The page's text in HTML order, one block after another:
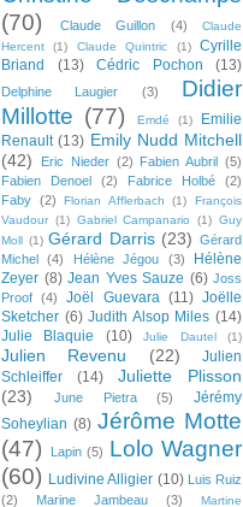
(70)
Claude Guillon (4)
Claude
Hercent
(1) Claude Quintric (1)
Cyrille
Briand
(13) Cédric Pochon (13)
Delphine Laugier (3)
Didier
Millotte (77) Emdé (1)
Emilie
Renault (13) Emily Nudd Mitchell
(42)
Eric Nieder (2) Fabien Aubril (5)
Fabien Denoel
(2) Fabrice Holbé
(2)
Faby (2) Florian Afflerbach (1)
François
Vaudour (1) Gabriel Campanario (1) Guy
Moll (1) Gérard Darris (23) Gérard
Michel
(4) Hélène Jégou (3)
Hélène
Zeyer (8) Jean Yves Sauze (6) Joss
Proof
(4) Joël Guevara (11) Joëlle
Sketcher (6) Judith Alsop Miles (14)
Julie Blaquie
(10) Julie Dautel (1)
Julien Revenu (22)
Julien
Schleiffer
(14)
Juliette Plisson
(23)
June Pietra (5)
Jérémy
Soheylian (8) Jérôme Motte
(47)
Lapin (5) Lolo Wagner
(60) Ludivine Alligier (10) Luis Ruiz
(2)
Marine Jambeau (3) Martine